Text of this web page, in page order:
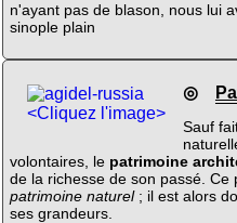
n'ayant pas de blason, nous lui
sinople plain
<Cliquez l'image>
◎
Sauf
volontaires, le patrimoine
de la richesse de son passé. Ce
patrimoine naturel; il est alors
ses grandeurs.